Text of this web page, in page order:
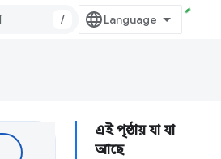
/
এই পৃষ্ঠায় যা যা
আছে